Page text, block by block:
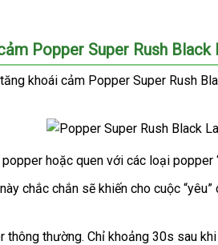
Popper Super Rush Black
khoái cảm Popper Super Rush
tốt
nhất
hoặc quen nhanh
nhất
với đẹp
các loại popper
chắc chắn link
sẽ khiến cho cuộc “yêu”
thông thườngtổng
. Chỉ khoảng 30s sau